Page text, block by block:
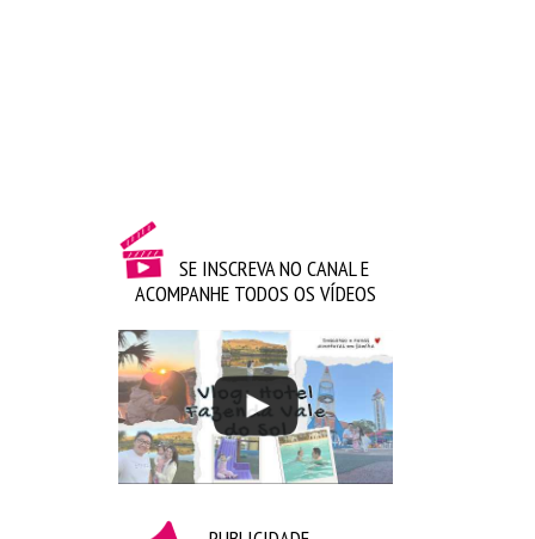
SE INSCREVA NO CANAL E
ACOMPANHE TODOS OS VÍDEOS